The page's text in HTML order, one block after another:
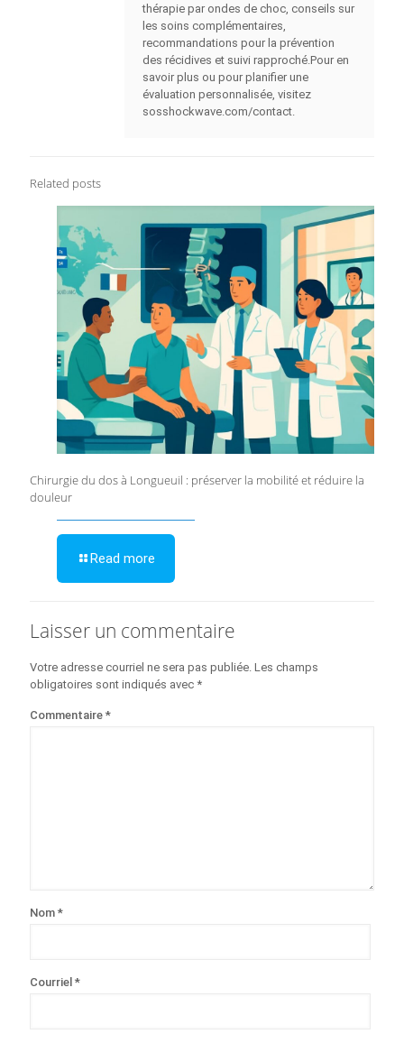
thérapie par ondes de choc, conseils sur
les soins complémentaires,
recommandations pour la prévention
des récidives et suivi rapproché.Pour en
savoir plus ou pour planifier une
évaluation personnalisée, visitez
sosshockwave.com/contact.
Related posts
Chirurgie du dos à Longueuil : préserver la mobilité et réduire la
douleur
Read more
Laisser un commentaire
Votre adresse courriel ne sera pas publiée. Les champs
obligatoires sont indiqués avec *
Commentaire *
Nom *
Courriel *